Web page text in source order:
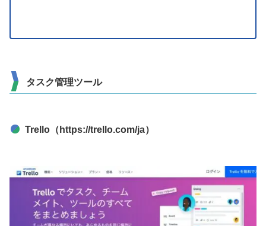
タスク管理ツール
Trello（https://trello.com/ja）